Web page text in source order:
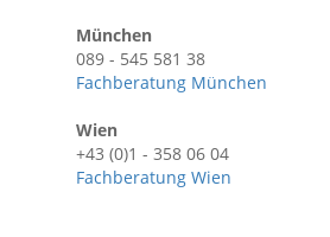
München
089 - 545 581 38
Fachberatung München
Wien
+43 (0)1 - 358 06 04
Fachberatung Wien